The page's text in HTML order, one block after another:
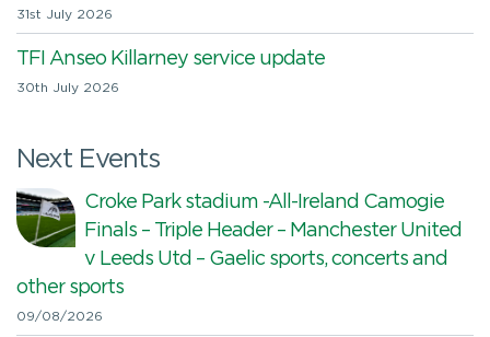
31st July 2026
TFI Anseo Killarney service update
30th July 2026
Next Events
Croke Park stadium -All-Ireland Camogie
Finals – Triple Header – Manchester United
v Leeds Utd – Gaelic sports, concerts and
other sports
09/08/2026